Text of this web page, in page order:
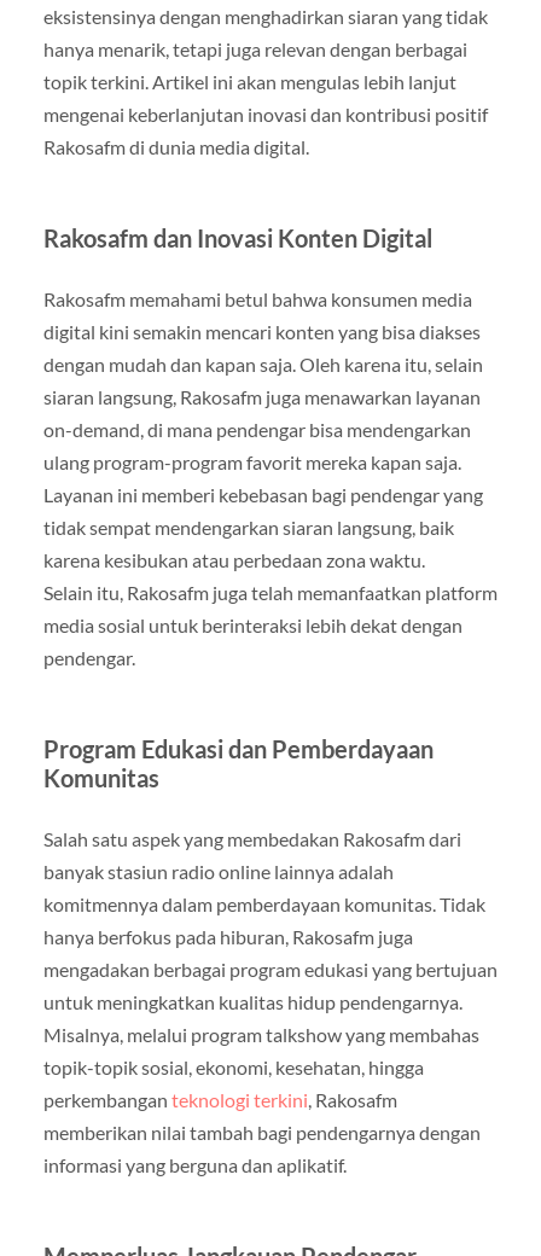
eksistensinya dengan menghadirkan siaran yang tidak
hanya menarik, tetapi juga relevan dengan berbagai
topik terkini. Artikel ini akan mengulas lebih lanjut
mengenai keberlanjutan inovasi dan kontribusi positif
Rakosafm di dunia media digital.
Rakosafm dan Inovasi Konten Digital
Rakosafm memahami betul bahwa konsumen media
digital kini semakin mencari konten yang bisa diakses
dengan mudah dan kapan saja. Oleh karena itu, selain
siaran langsung, Rakosafm juga menawarkan layanan
on-demand, di mana pendengar bisa mendengarkan
ulang program-program favorit mereka kapan saja.
Layanan ini memberi kebebasan bagi pendengar yang
tidak sempat mendengarkan siaran langsung, baik
karena kesibukan atau perbedaan zona waktu.
Selain itu, Rakosafm juga telah memanfaatkan platform
media sosial untuk berinteraksi lebih dekat dengan
pendengar.
Program Edukasi dan Pemberdayaan
Komunitas
Salah satu aspek yang membedakan Rakosafm dari
banyak stasiun radio online lainnya adalah
komitmennya dalam pemberdayaan komunitas. Tidak
hanya berfokus pada hiburan, Rakosafm juga
mengadakan berbagai program edukasi yang bertujuan
untuk meningkatkan kualitas hidup pendengarnya.
Misalnya, melalui program talkshow yang membahas
topik-topik sosial, ekonomi, kesehatan, hingga
perkembangan teknologi terkini, Rakosafm
memberikan nilai tambah bagi pendengarnya dengan
informasi yang berguna dan aplikatif.